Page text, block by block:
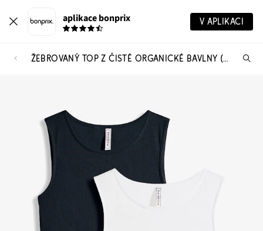
aplikace bonprix V APLIKACI
ŽEBROVANÝ TOP Z ČISTÉ ORGANICKÉ BAVLNY (2 KS V BALENÍ)